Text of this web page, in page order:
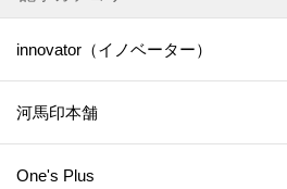
innovator（イノベーター）
河馬印本舗
One's Plus